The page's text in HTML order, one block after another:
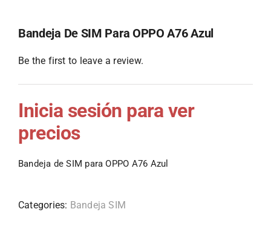
Bandeja De SIM Para OPPO A76 Azul
Be the first to leave a review.
Inicia sesión para ver
precios
Bandeja de SIM para OPPO A76 Azul
Categories: Bandeja SIM